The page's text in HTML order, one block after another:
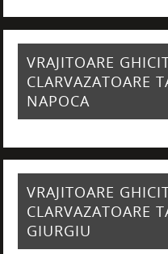
VRAJITOARE
CLARVAZATOARE
NAPOCA
VRAJITOARE
CLARVAZATOARE
GIURGIU